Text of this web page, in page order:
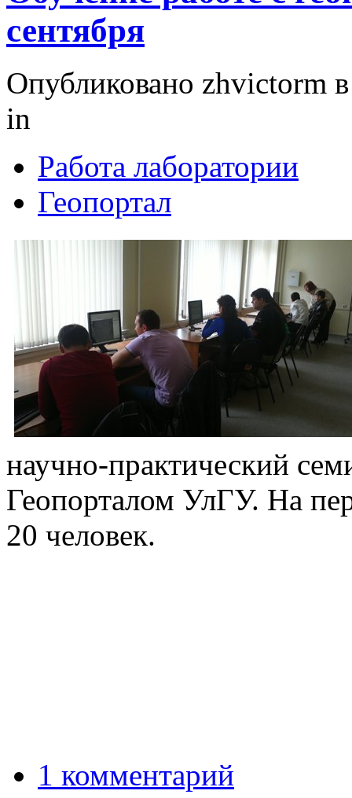
сентября
Опубликовано zhvictorm
in
Работа лаборатории
Геопортал
научно-практический
Геопорталом УлГУ. На
20 человек.
1 комментарий